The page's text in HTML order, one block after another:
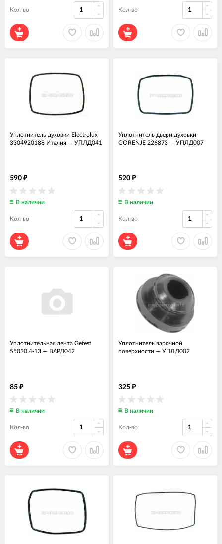
Кол-во Кол-во
Уплотнитель духовки Electrolux
3304920188 Италия — УПЛД041
590 ₽
В наличии
Кол-во
Уплотнитель двери духовки
GORENJE 226873 — УПЛД007
520 ₽
В наличии
Кол-во
Уплотнительная лента Gefest
55030.4-13 — ВАРД042
85 ₽
В наличии
Кол-во
Уплотнитель варочной
поверхности — УПЛД002
325 ₽
В наличии
Кол-во